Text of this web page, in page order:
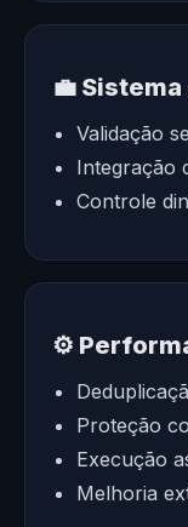
💼
Validação
Integração
Controle
⚙️
Proteção
Execução
Melhoria